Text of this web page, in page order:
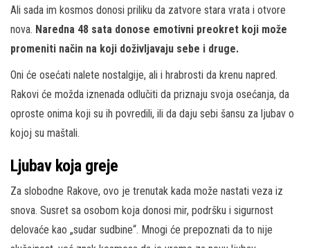
Ali sada im kosmos donosi priliku da zatvore stara vrata i otvore
nova. Naredna 48 sata donose emotivni preokret koji može
promeniti način na koji doživljavaju sebe i druge.
Oni će osećati nalete nostalgije, ali i hrabrosti da krenu napred.
Rakovi će možda iznenada odlučiti da priznaju svoja osećanja, da
oproste onima koji su ih povredili, ili da daju sebi šansu za ljubav o
kojoj su maštali.
Ljubav koja greje
Za slobodne Rakove, ovo je trenutak kada može nastati veza iz
snova. Susret sa osobom koja donosi mir, podršku i sigurnost
delovaće kao „sudar sudbine“. Mnogi će prepoznati da to nije